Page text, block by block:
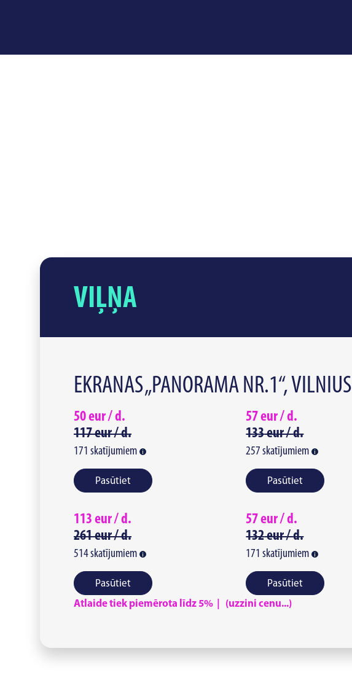
VIĻŅA
EKRANAS „PANORAMA NR.1“, VILNIUS
50eur /d.
117eur /d.
171 skatījumiem
Pasūtiet
57eur /d.
133eur /d.
257 skatījumiem
Pasūtiet
113 eur /d.
261eur /d.
514skatījumiem
Pasūtiet
57eur /d.
132eur /d.
171 skatījumiem
Pasūtiet
Atlaide tiek piemērota līdz 5% | (uzzini cenu...)